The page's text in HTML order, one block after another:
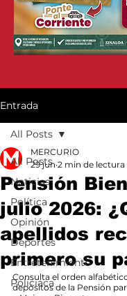
Entrada
All Posts
Noticias
Política
Opinión
Deportes
Entretenimiento
Policiaca
All Posts
Pensión
julio 2026:
apellidos
primero su
MERCURIO
29 jun 2 min de lectura
Consulta el orden
depósitos de la Pensión